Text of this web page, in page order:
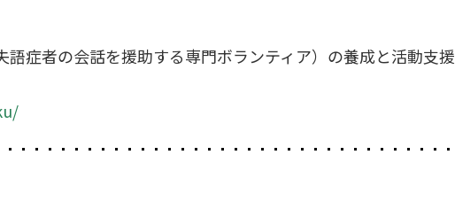
症者の会話を援助する専門ボランティア）の養成と活動支援